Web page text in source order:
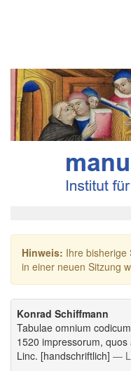
Hinweis: Ihre bisherige
in einer neuen Sitzung
Konrad Schiffmann
Tabulae omnium
1520 impressorum,
Linc. [handschriftlich] —